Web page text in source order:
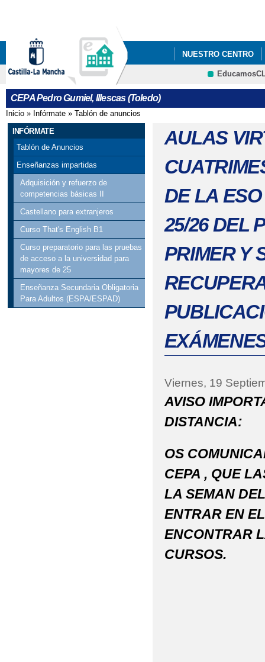
NUESTRO CENTRO
COMIENZO DE
CEPA Pedro Gumiel, Illescas (Toledo)
Se encuentra usted aquí
Inicio » Infórmate » Tablón de anuncios
INFÓRMATE
Tablón de Anuncios
Enseñanzas impartidas
Adquisición y refuerzo de
competencias básicas II
Castellano para extranjeros
Curso That's English B1
Curso preparatorio para las pruebas
de acceso a la universidad para
mayores de 25
Enseñanza Secundaria Obligatoria
Para Adultos (ESPA/ESPAD)
AULAS
DE LA
25/26 DEL
PRIMER Y
Viernes, 19
AVISO
DISTANCIA:
OS
CEPA , QUE
LA SEMAN
ENTRAR EN
ENCONTRAR
CURSOS.